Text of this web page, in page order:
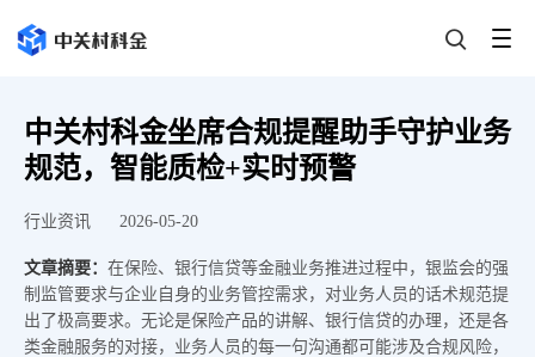
中关村科金坐席合规提醒助手守护业务
规范，智能质检+实时预警
行业资讯 2026-05-20
文章摘要： 在保险、银行信贷等金融业务推进过程中，银监会的强
制监管要求与企业自身的业务管控需求，对业务人员的话术规范提
出了极高要求。无论是保险产品的讲解、银行信贷的办理，还是各
类金融服务的对接，业务人员的每一句沟通都可能涉及合规风险，